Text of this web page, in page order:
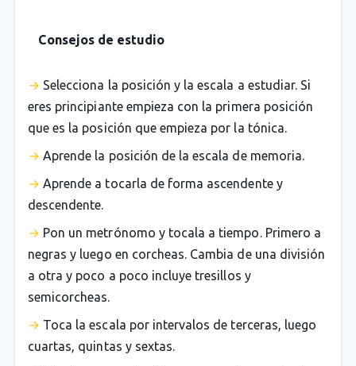
Consejos de estudio
Selecciona la posición y la escala a estudiar. Si
eres principiante empieza con la primera posición
que es la posición que empieza por la tónica.
Aprende la posición de la escala de memoria.
Aprende a tocarla de forma ascendente y
descendente.
Pon un metrónomo y tocala a tiempo. Primero a
negras y luego en corcheas. Cambia de una división
a otra y poco a poco incluye tresillos y
semicorcheas.
Toca la escala por intervalos de terceras, luego
cuartas, quintas y sextas.